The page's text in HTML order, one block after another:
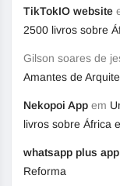
TikTokIO website
2500 livros sobre
Gilson soares de
Amantes de
Nekopoi App em
livros sobre África
whatsapp plus app
Reforma